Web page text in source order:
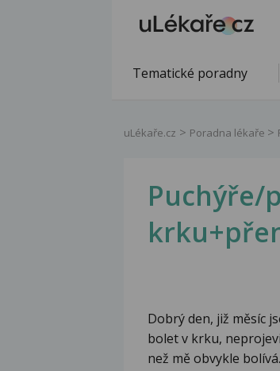
Tematické poradny
uLékaře.cz Poradna lékaře
Puchýře/
Dobrý den, již měsíc
bolet v krku,
než mě obvykle